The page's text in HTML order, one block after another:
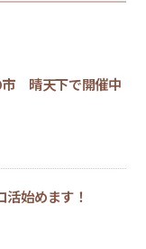
市 晴天下で開催中
活始めます！